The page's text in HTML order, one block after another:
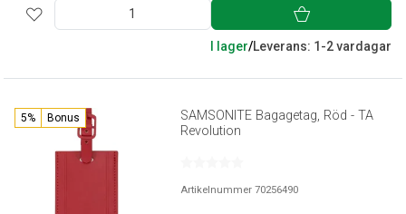
I lager/Leverans: 1-2 vardagar
5% Bonus
SAMSONITE Bagagetag, Röd - TA
Revolution
Artikelnummer 70256490